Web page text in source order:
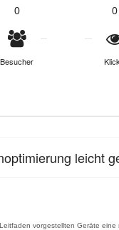
0
Besucher
0
leicht
vorgestellten Geräte eine